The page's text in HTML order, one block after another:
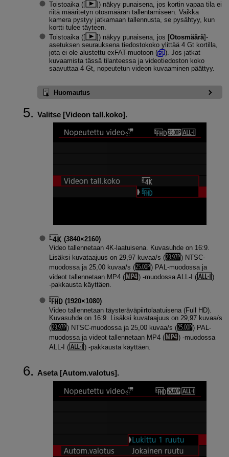
Toistoaika ([
]) näkyy punaisena, jos kortin vapaa tila ei
riitä määritetyn otosmäärän tallentamiseen. Vaikka
kamera pystyy jatkamaan tallennusta, se pysähtyy, kun
kortti tulee täyteen.
Toistoaika ([
]) näkyy punaisena, jos [Otosmäärä]-
asetuksen seurauksena tiedostokoko ylittää 4 Gt kortilla,
jota ei ole alustettu exFAT-muotoon (
). Jos jatkat
kuvaamista tässä tilanteessa ja videotiedoston koko
saavuttaa 4 Gt, nopeutetun videon kuvaaminen päättyy.
Huomautus
Valitse [Videon tall.koko].
(3840×2160)
Video tallennetaan 4K-laatuisena. Kuvasuhde on 16:9.
Lisäksi kuvataajuus on 29,97 kuvaa/s (
) NTSC-
muodossa ja 25,00 kuvaa/s (
) PAL-muodossa ja
videot tallennetaan MP4 (
) ‑muodossa ALL-I (
)
‑pakkausta käyttäen.
(1920×1080)
Video tallennetaan täysteräväpiirtolaatuisena (Full HD).
Kuvasuhde on 16:9. Lisäksi kuvataajuus on 29,97 kuvaa/s
(
) NTSC-muodossa ja 25,00 kuvaa/s (
) PAL-
muodossa ja videot tallennetaan MP4 (
) ‑muodossa
ALL-I ( ) ‑pakkausta käyttäen.
Aseta [Autom.valotus].